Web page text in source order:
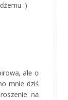
:)
ale o
mnie dziś
na